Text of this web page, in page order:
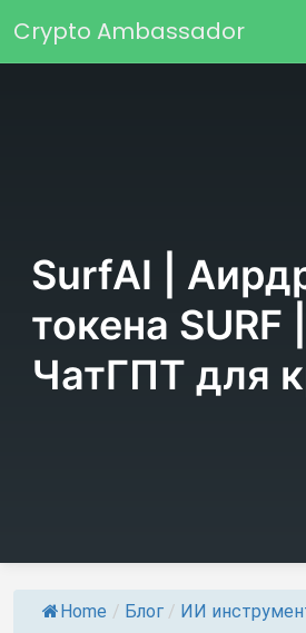
Основная
Crypto Ambassador
SurfAI |
токена SURF
ЧатГПТ для
Home / Блог / ИИ